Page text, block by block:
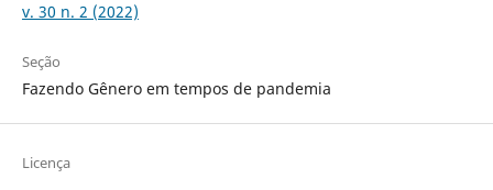
v. 30 n. 2 (2022)
Seção
Fazendo Gênero em tempos de pandemia
Licença